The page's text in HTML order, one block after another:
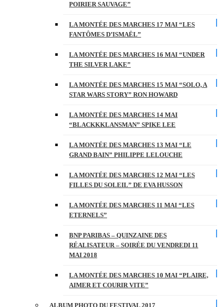
POIRIER SAUVAGE”
LA MONTÉE DES MARCHES 17 MAI “LES
FANTÔMES D’ISMAËL”
LA MONTÉE DES MARCHES 16 MAI “UNDER
THE SILVER LAKE”
LA MONTÉE DES MARCHES 15 MAI “SOLO, A
STAR WARS STORY” RON HOWARD
LA MONTÉE DES MARCHES 14 MAI
“BLACKKKLANSMAN” SPIKE LEE
LA MONTÉE DES MARCHES 13 MAI “LE
GRAND BAIN” PHILIPPE LELOUCHE
LA MONTÉE DES MARCHES 12 MAI “LES
FILLES DU SOLEIL” DE EVA HUSSON
LA MONTÉE DES MARCHES 11 MAI “LES
ETERNELS”
BNP PARIBAS – QUINZAINE DES
RÉALISATEUR – SOIRÉE DU VENDREDI 11
MAI 2018
LA MONTÉE DES MARCHES 10 MAI “PLAIRE,
AIMER ET COURIR VITE”
ALBUM PHOTO DU FESTIVAL 2017